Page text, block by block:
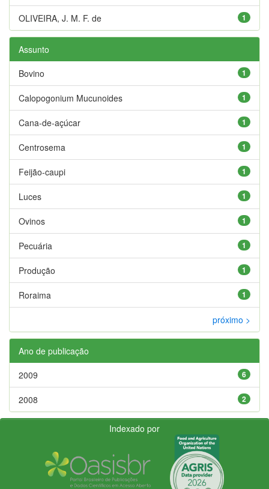
1
OLIVEIRA, J. M. F. de
Assunto
1
Bovino
1
Calopogonium Mucunoides
1
Cana-de-açúcar
1
Centrosema
1
Feijão-caupi
1
Luces
1
Ovinos
1
Pecuária
1
Produção
1
Roraima
próximo >
Ano de publicação
6
2009
2
2008
Indexado por